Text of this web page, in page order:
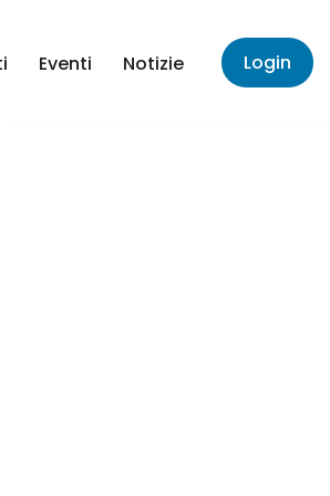
Eventi Notizie Login